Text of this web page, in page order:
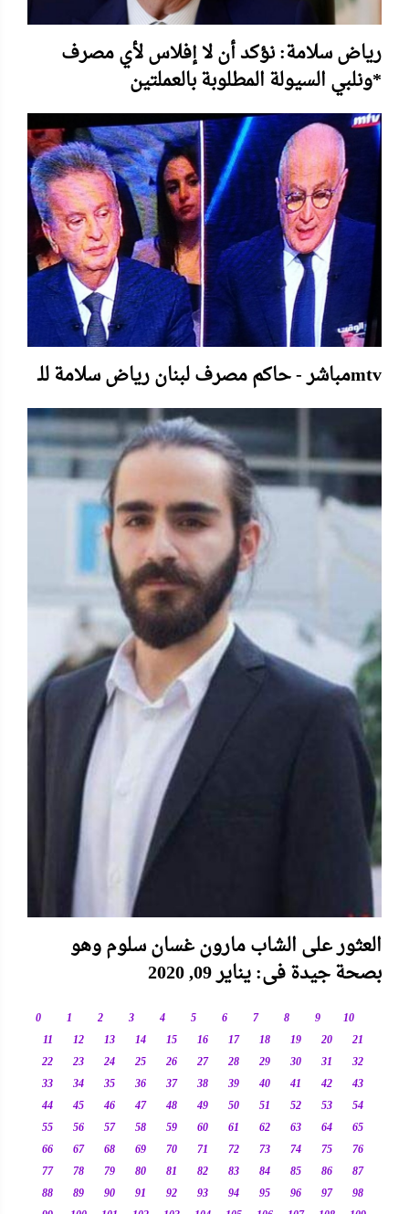
رياض سلامة: نؤكد أن لا إفلاس لأي مصرف
ونلبي السيولة المطلوبة بالعملتين*
مباشر - حاكم مصرف لبنان رياض سلامة للـmtv
العثور على الشاب مارون غسان سلوم وهو
بصحة جيدة فى: يناير 09, 2020
0 1 2 3 4 5 6 7 8 9
10
11
12 13 14 15 16 17 18 19 20
21
22
23 24 25 26 27 28 29 30 31
32
33
34 35 36 37 38 39 40 41 42
43
44
45 46 47 48 49 50 51 52 53
54
55
56 57 58 59 60 61 62 63 64
65
66
67 68 69 70 71 72 73 74 75
76
77
78 79 80 81 82 83 84 85 86
87
88
89 90 91 92 93 94 95 96 97
98